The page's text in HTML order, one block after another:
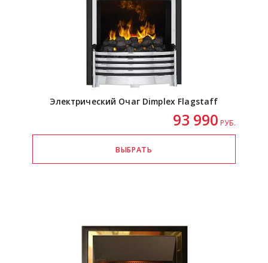
Электрический Очаг Dimplex Flagstaff
93 990 РУБ.